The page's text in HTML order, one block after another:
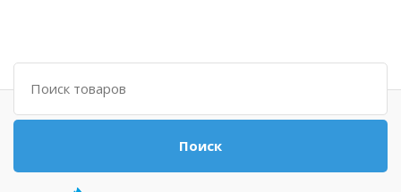
Поиск
Поиск